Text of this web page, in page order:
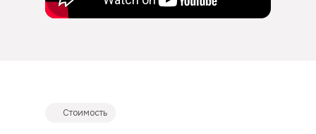
Стоимость